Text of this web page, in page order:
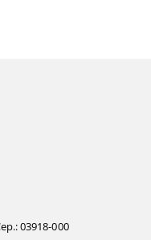
03918-000